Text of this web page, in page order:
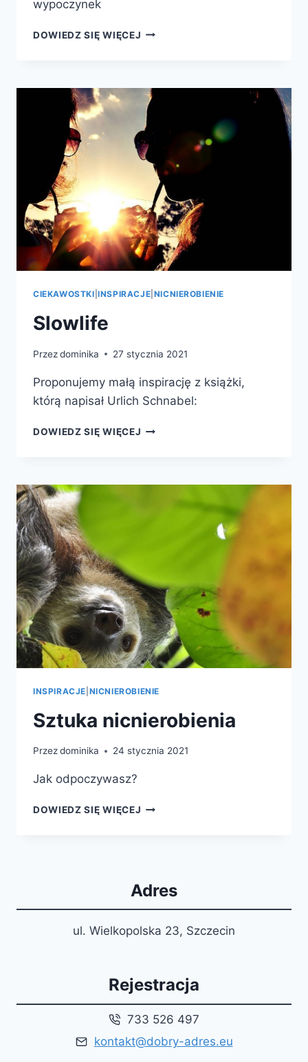
wypoczynek
DOWIEDZ SIĘ WIĘCEJ MOC
CIEKAWOSTKI |INSPIRACJE NICNIEROBIENIE
Slowlife
Przezdominika 27 stycznia 2021
Proponujemy małą inspirację z książki,
którą napisał Urlich Schnabel:
DOWIEDZ SIĘ WIĘCEJ SLOWLIFE
INSPIRACJE NICNIEROBIENIE
Sztuka nicnierobienia
Przezdominika 24 stycznia 2021
Jak odpoczywasz?
DOWIEDZ SIĘ WIĘCEJ SZTUKA
Adres
ul. Wielkopolska 23, Szczecin
Rejestracja
733 526 497
kontakt@dobry-adres.eu